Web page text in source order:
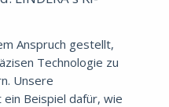
Anspruch gestellt,
Technologie zu
Unsere
ein Beispiel dafür, wie